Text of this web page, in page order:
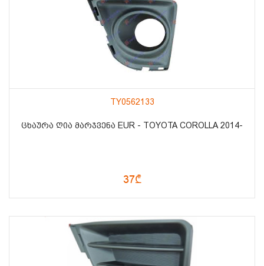
TY0562133
ᲪᲮᲐᲣᲠᲐ ᲦᲘᲐ ᲛᲐᲠᲯᲕᲔᲜᲐ EUR - TOYOTA COROLLA 2014-
37₾